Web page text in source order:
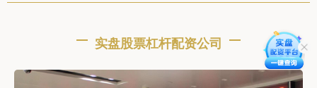
实盘股票杠杆配资公司